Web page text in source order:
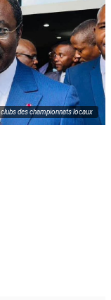
des championnats locaux